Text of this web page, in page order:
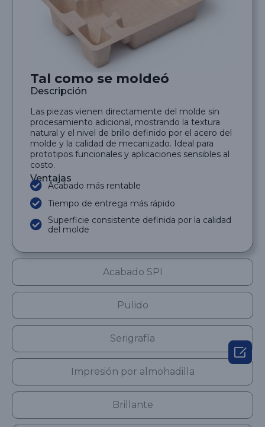
Acabado SPI
Pulido
Serigrafía
Impresión por almohadilla
Brillante
Tal como se moldeó
Descripción
Las piezas vienen directamente del molde sin
procesamiento adicional, mostrando la textura
natural y el nivel de brillo definido por el acero del
molde y la calidad de mecanizado. Ideal para
prototipos funcionales y aplicaciones sensibles al
costo.
Ventajas
Acabado más rentable
Tiempo de entrega más rápido
Superficie consistente definida por la calidad
del molde
